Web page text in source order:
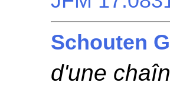
Schouten
d'une